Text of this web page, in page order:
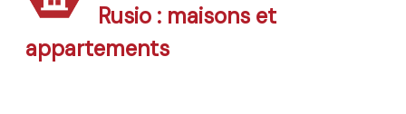
Rusio : maisons et
appartements